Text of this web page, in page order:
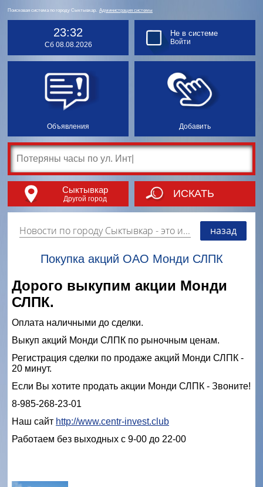
Поисковая система по городу Сыктывкар. Администрация системы
23:32
Сб 08.08.2026
Объявления Добавить
Не в системе
Войти
Сыктывкар
Другой город ИСКАТЬ
Новости по городу Сыктывкар - это информация о событиях, мероприятиях и торгово-коммерческой деятельности города. Страницу наполняют платные и бесплатные объявления, имеющие функцию "поднятия вверх списка". назад
Покупка акций ОАО Монди СЛПК
Дорого выкупим акции Монди
СЛПК.
Оплата наличными до сделки.
Выкуп акций Монди СЛПК по рыночным ценам.
Регистрация сделки по продаже акций Монди СЛПК -
20 минут.
Если Вы хотите продать акции Монди СЛПК - Звоните!
8-985-268-23-01
Наш сайт http://www.centr-invest.club
Работаем без выходных с 9-00 до 22-00